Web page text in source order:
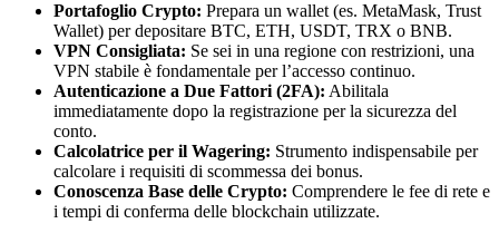
Portafoglio Crypto: Prepara un wallet (es. MetaMask, Trust
Wallet) per depositare BTC, ETH, USDT, TRX o BNB.
VPN Consigliata: Se sei in una regione con restrizioni, una
VPN stabile è fondamentale per l’accesso continuo.
Autenticazione a Due Fattori (2FA): Abilitala
immediatamente dopo la registrazione per la sicurezza del
conto.
Calcolatrice per il Wagering: Strumento indispensabile per
calcolare i requisiti di scommessa dei bonus.
Conoscenza Base delle Crypto: Comprendere le fee di rete e
i tempi di conferma delle blockchain utilizzate.